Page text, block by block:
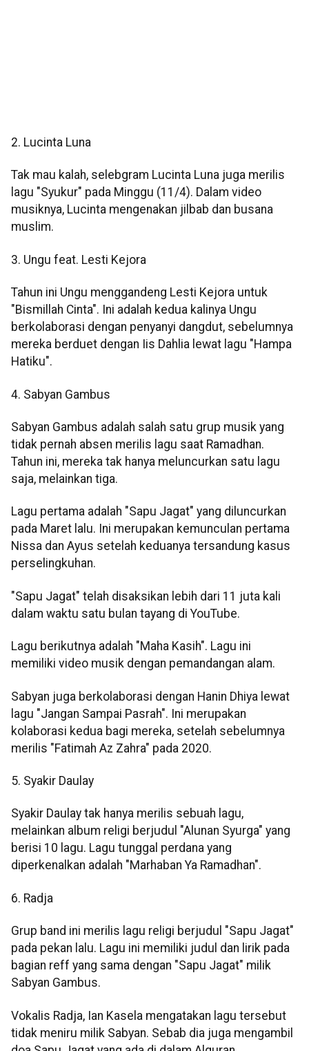
2. Lucinta Luna
Tak mau kalah, selebgram Lucinta Luna juga merilis
lagu "Syukur" pada Minggu (11/4). Dalam video
musiknya, Lucinta mengenakan jilbab dan busana
muslim.
3. Ungu feat. Lesti Kejora
Tahun ini Ungu menggandeng Lesti Kejora untuk
"Bismillah Cinta". Ini adalah kedua kalinya Ungu
berkolaborasi dengan penyanyi dangdut, sebelumnya
mereka berduet dengan Iis Dahlia lewat lagu "Hampa
Hatiku".
4. Sabyan Gambus
Sabyan Gambus adalah salah satu grup musik yang
tidak pernah absen merilis lagu saat Ramadhan.
Tahun ini, mereka tak hanya meluncurkan satu lagu
saja, melainkan tiga.
Lagu pertama adalah "Sapu Jagat" yang diluncurkan
pada Maret lalu. Ini merupakan kemunculan pertama
Nissa dan Ayus setelah keduanya tersandung kasus
perselingkuhan.
"Sapu Jagat" telah disaksikan lebih dari 11 juta kali
dalam waktu satu bulan tayang di YouTube.
Lagu berikutnya adalah "Maha Kasih". Lagu ini
memiliki video musik dengan pemandangan alam.
Sabyan juga berkolaborasi dengan Hanin Dhiya lewat
lagu "Jangan Sampai Pasrah". Ini merupakan
kolaborasi kedua bagi mereka, setelah sebelumnya
merilis "Fatimah Az Zahra" pada 2020.
5. Syakir Daulay
Syakir Daulay tak hanya merilis sebuah lagu,
melainkan album religi berjudul "Alunan Syurga" yang
berisi 10 lagu. Lagu tunggal perdana yang
diperkenalkan adalah "Marhaban Ya Ramadhan".
6. Radja
Grup band ini merilis lagu religi berjudul "Sapu Jagat"
pada pekan lalu. Lagu ini memiliki judul dan lirik pada
bagian reff yang sama dengan "Sapu Jagat" milik
Sabyan Gambus.
Vokalis Radja, Ian Kasela mengatakan lagu tersebut
tidak meniru milik Sabyan. Sebab dia juga mengambil